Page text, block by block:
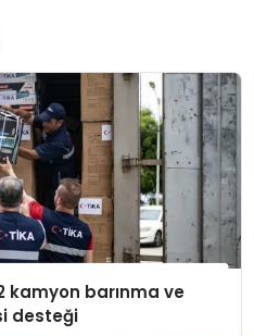
kamyon barınma ve
desteği